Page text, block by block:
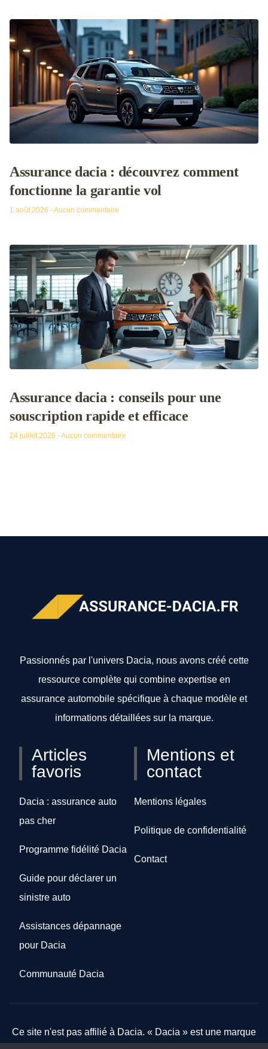
Assurance dacia : découvrez comment
fonctionne la garantie vol
1 août 2026 Aucun commentaire
Assurance dacia : conseils pour une
souscription rapide et efficace
24 juillet 2026 Aucun commentaire
Passionnés par l'univers Dacia, nous avons créé cette
ressource complète qui combine expertise en
assurance automobile spécifique à chaque modèle et
informations détaillées sur la marque.
Articles
favoris
Dacia : assurance auto
pas cher
Programme fidélité Dacia
Guide pour déclarer un
sinistre auto
Assistances dépannage
pour Dacia
Communauté Dacia
Mentions et
contact
Mentions légales
Politique de confidentialité
Contact
Ce site n'est pas affilié à Dacia. « Dacia » est une marque